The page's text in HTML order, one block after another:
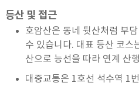
등산 및 접근
호암산은 동네 뒷산처럼 부
수 있습니다. 대표 등산 코
산으로 능선을 따라 연계 산
대중교통은 1호선 석수역 1